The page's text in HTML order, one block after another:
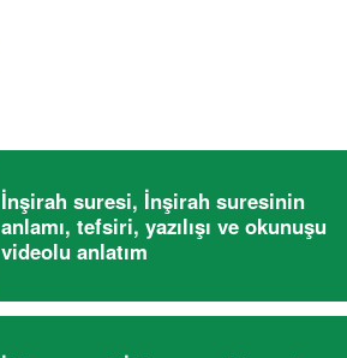
İnşirah suresi, İnşirah suresinin
anlamı, tefsiri, yazılışı ve okunuşu
videolu anlatım